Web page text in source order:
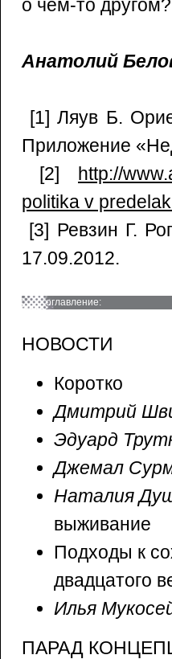
о чем-то другом?
Анатолий
[1] Ляув Б.
Приложение
[2] http://
politika v
[3] Ревзин Г.
17.09.2012.
оглавление:
НОВОСТИ
Коротко
Дмитрий
Эдуард
Джемал
Наталия
выживание
Подходы к
двадцатого
Илья
ПАРАД